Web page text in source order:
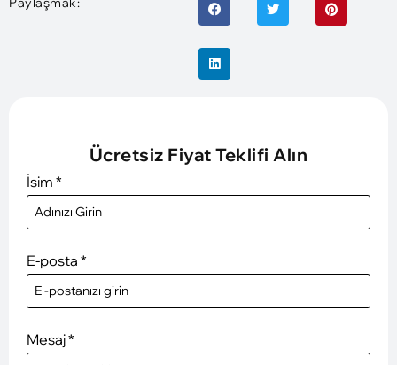
Ücretsiz Fiyat Teklifi Alın
İsim *
E-posta *
Mesaj*